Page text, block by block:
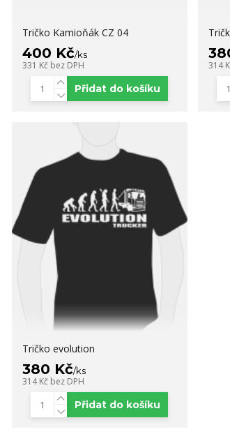
Tričko Kamioňák CZ 04
400 Kč/ks
331 Kč bez DPH
Přidat do košíku
314
Tričko evolution
380 Kč/ks
314 Kč bez DPH
Přidat do košíku